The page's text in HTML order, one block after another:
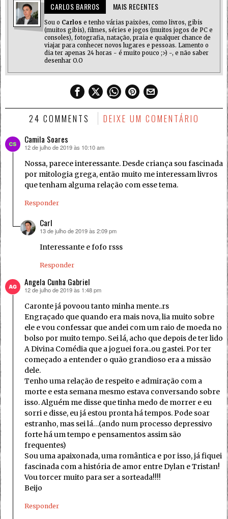
CARLOS BARROS MAIS RECENTES
Sou o Carlos e tenho várias paixões, como livros, gibis
(muitos gibis), filmes, séries e jogos (muitos jogos de PC e
consoles), fotografia, natação, praia e qualquer chance de
viajar para conhecer novos lugares e pessoas. Lamento o
dia ter apenas 24 horas - é muito pouco ;>) -, e não saber
desenhar O.O
24 COMMENTS DEIXE UM COMENTÁRIO
Camila Soares
disse:
12 de julho de 2019 às 10:10 am
Nossa, parece interessante. Desde criança sou fascinada
por mitologia grega, então muito me interessam livros
que tenham alguma relação com esse tema.
Responder
Carl
disse:
13 de julho de 2019 às 2:09 pm
Interessante e fofo rsss
Responder
Angela Cunha Gabriel
disse:
12 de julho de 2019 às 1:48 pm
Caronte já povoou tanto minha mente..rs
Engraçado que quando era mais nova, lia muito sobre
ele e vou confessar que andei com um raio de moeda no
bolso por muito tempo. Sei lá, acho que depois de ter lido
A Divina Comédia que a joguei fora..ou gastei. Por ter
começado a entender o quão grandioso era a missão
dele.
Tenho uma relação de respeito e admiração com a
morte e esta semana mesmo estava conversando sobre
isso. Alguém me disse que tinha medo de morrer e eu
sorri e disse, eu já estou pronta há tempos. Pode soar
estranho, mas sei lá…(ando num processo depressivo
forte há um tempo e pensamentos assim são
frequentes)
Sou uma apaixonada, uma romântica e por isso, já fiquei
fascinada com a história de amor entre Dylan e Tristan!
Vou torcer muito para ser a sorteada!!!!
Beijo
Responder